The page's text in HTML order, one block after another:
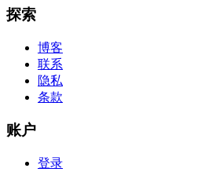
探索
博客
联系
隐私
条款
账户
登录